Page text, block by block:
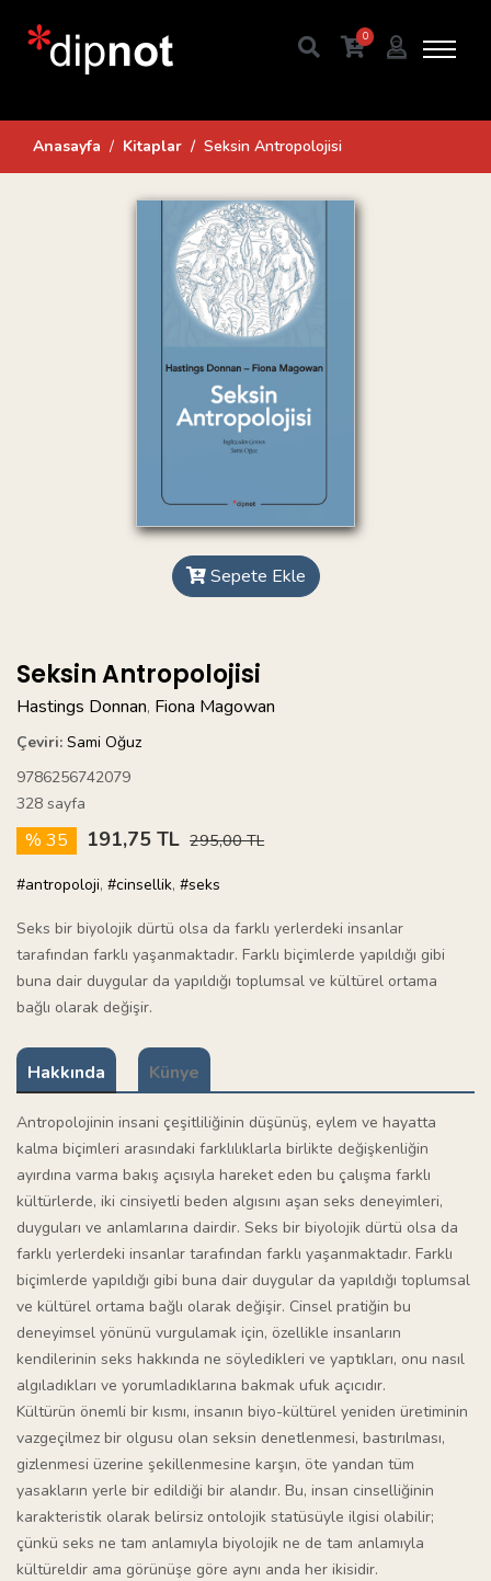
0
Anasayfa Kitaplar Seksin Antropolojisi
Sepete Ekle
Seksin Antropolojisi
Hastings Donnan, Fiona Magowan
Çeviri: Sami Oğuz
9786256742079
328 sayfa
% 35 191,75 TL 295,00 TL
#antropoloji, #cinsellik, #seks
Seks bir biyolojik dürtü olsa da farklı yerlerdeki insanlar
tarafından farklı yaşanmaktadır. Farklı biçimlerde yapıldığı gibi
buna dair duygular da yapıldığı toplumsal ve kültürel ortama
bağlı olarak değişir.
Hakkında Künye
Antropolojinin insani çeşitliliğinin düşünüş, eylem ve hayatta
kalma biçimleri arasındaki farklılıklarla birlikte değişkenliğin
ayırdına varma bakış açısıyla hareket eden bu çalışma farklı
kültürlerde, iki cinsiyetli beden algısını aşan seks deneyimleri,
duyguları ve anlamlarına dairdir. Seks bir biyolojik dürtü olsa da
farklı yerlerdeki insanlar tarafından farklı yaşanmaktadır. Farklı
biçimlerde yapıldığı gibi buna dair duygular da yapıldığı toplumsal
ve kültürel ortama bağlı olarak değişir. Cinsel pratiğin bu
deneyimsel yönünü vurgulamak için, özellikle insanların
kendilerinin seks hakkında ne söyledikleri ve yaptıkları, onu nasıl
algıladıkları ve yorumladıklarına bakmak ufuk açıcıdır.
Kültürün önemli bir kısmı, insanın biyo-kültürel yeniden üretiminin
vazgeçilmez bir olgusu olan seksin denetlenmesi, bastırılması,
gizlenmesi üzerine şekillenmesine karşın, öte yandan tüm
yasakların yerle bir edildiği bir alandır. Bu, insan cinselliğinin
karakteristik olarak belirsiz ontolojik statüsüyle ilgisi olabilir;
çünkü seks ne tam anlamıyla biyolojik ne de tam anlamıyla
kültüreldir ama görünüşe göre aynı anda her ikisidir.